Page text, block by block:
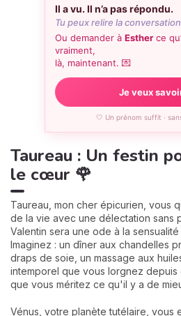
Il a vu. Il n’a pas répondu.
Tu peux relire la
Ou demander à Esther ce
vraiment,
là, maintenant. 💌
Je veux
🤍 Un prénom suffit ·
Taureau : Un festin
le cœur 🌹
Taureau, mon cher épicurien, vous
de la vie avec une délectation sans
Valentin sera une ode à la
Imaginez : un dîner aux chandelles
draps de soie, un massage aux
intemporel que vous lorgnez depuis
que vous méritez ce qu'il y a de
Vénus, votre planète tutélaire, vous